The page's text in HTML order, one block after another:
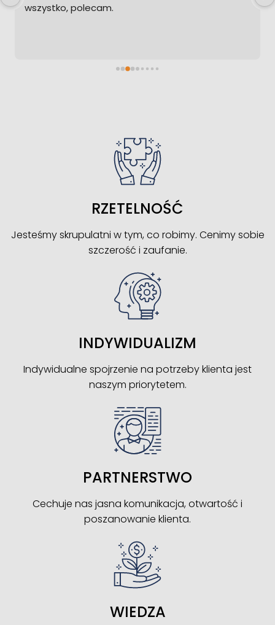
wszystko, polecam.
RZETELNOŚĆ
Jesteśmy skrupulatni w tym, co robimy. Cenimy sobie
szczerość i zaufanie.
INDYWIDUALIZM
Indywidualne spojrzenie na potrzeby klienta jest
naszym priorytetem.
PARTNERSTWO
Cechuje nas jasna komunikacja, otwartość i
poszanowanie klienta.
WIEDZA